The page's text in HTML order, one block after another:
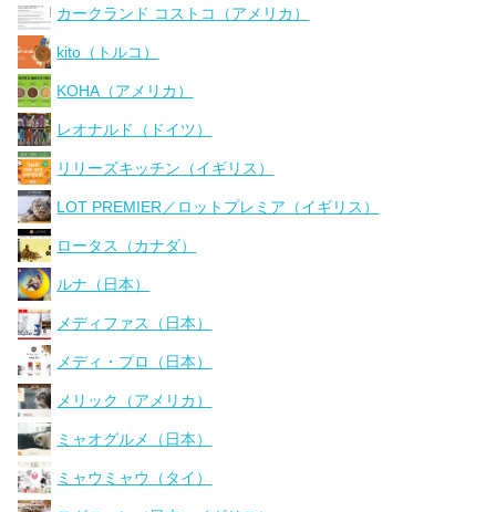
カークランド コストコ（アメリカ）
kito（トルコ）
KOHA（アメリカ）
レオナルド（ドイツ）
リリーズキッチン（イギリス）
LOT PREMIER／ロットプレミア（イギリス）
ロータス（カナダ）
ルナ（日本）
メディファス（日本）
メディ・プロ（日本）
メリック（アメリカ）
ミャオグルメ（日本）
ミャウミャウ（タイ）